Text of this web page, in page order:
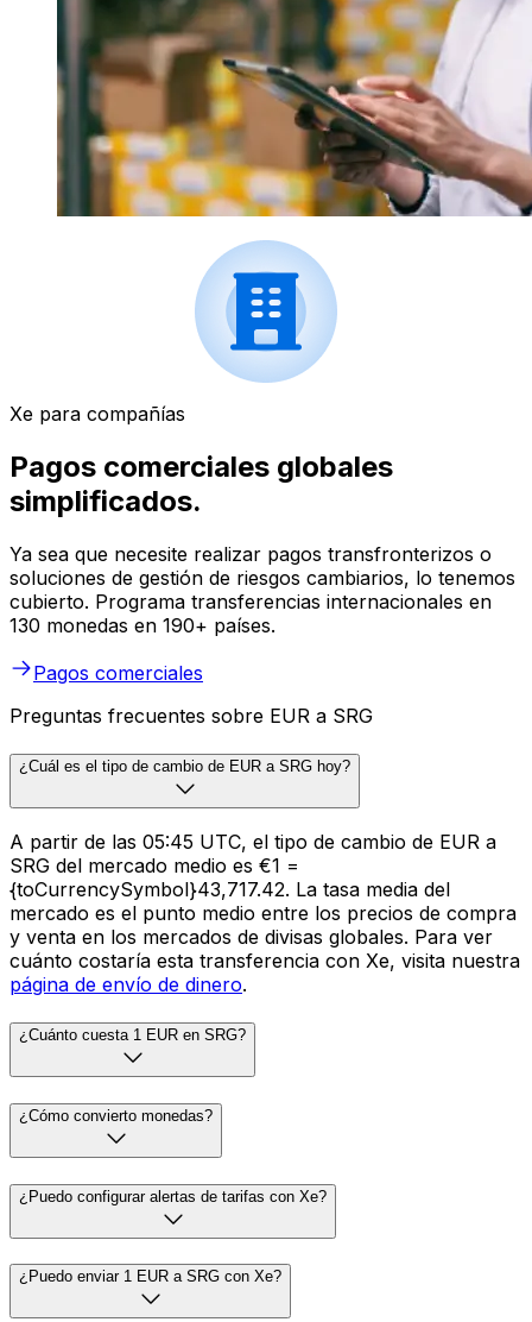
Xe para compañías
Pagos comerciales globales
simplificados.
Ya sea que necesite realizar pagos transfronterizos o
soluciones de gestión de riesgos cambiarios, lo tenemos
cubierto. Programa transferencias internacionales en
130 monedas en 190+ países.
Pagos comerciales
Preguntas frecuentes sobre EUR a SRG
¿Cuál es el tipo de cambio de EUR a SRG hoy?
A partir de las 05:45 UTC, el tipo de cambio de EUR a
SRG del mercado medio es €1 =
{toCurrencySymbol}43,717.42. La tasa media del
mercado es el punto medio entre los precios de compra
y venta en los mercados de divisas globales. Para ver
cuánto costaría esta transferencia con Xe, visita nuestra
página de envío de dinero.
¿Cuánto cuesta 1 EUR en SRG?
¿Cómo convierto monedas?
¿Puedo configurar alertas de tarifas con Xe?
¿Puedo enviar 1 EUR a SRG con Xe?